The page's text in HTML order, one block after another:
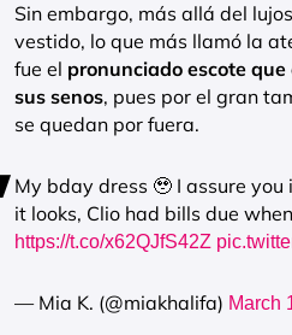
Sin embargo, más allá del
vestido, lo que más llamó la
fue el pronunciado escote
sus senos, pues por el gran
se quedan por fuera.
My bday dress 🥹 I assure
it looks, Clio had bills due
https://t.co/x62QJfS42Z
— Mia K. (@miakhalifa) March